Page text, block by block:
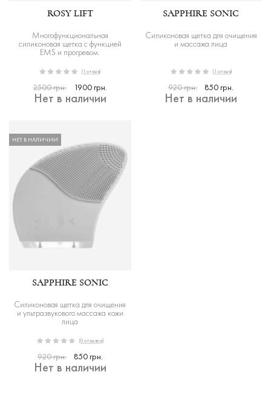
ROSY LIFT
Многофункциональная
силиконовая щетка с функцией
EMS и прогревом.
(1 отзыв)
2500 грн. 1900 грн.
Нет в наличии
SAPPHIRE SONIC
Силиконовая щетка для очищения
и массажа лица
(1 отзыв)
920 грн. 850 грн.
Нет в наличии
НЕТ В НАЛИЧИИ
SAPPHIRE SONIC
Силиконовая щетка для очищения
и ультразвукового массажа кожи
лица
(0 отзывов)
920 грн. 850 грн.
Нет в наличии